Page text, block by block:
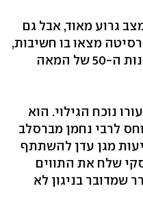
גרוע מאוד, אבל גם
מצאו בו חשיבות,
ואף הכינו העתק של תוויו בשנות ה-50 של המאה
נוכח הגילוי. הוא
לרבי נחמן מברסלב
מגן עדן להשתתף
שלח את התווים
שמדובר בניגון לא